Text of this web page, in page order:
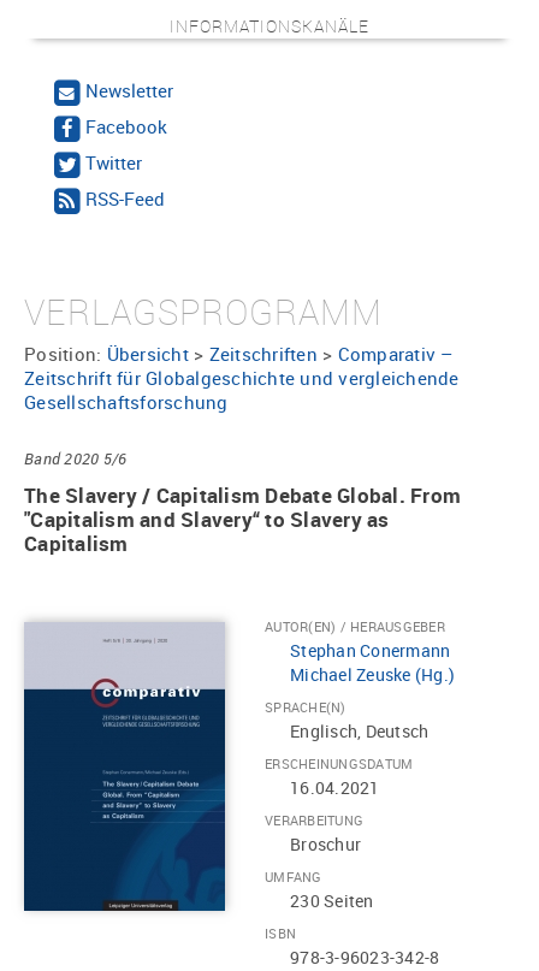
INFORMATIONSKANÄLE
Newsletter
Facebook
Twitter
RSS-Feed
VERLAGSPROGRAMM
Position: Übersicht> Zeitschriften > Comparativ –
Zeitschrift für Globalgeschichte und vergleichende
Gesellschaftsforschung
Band 2020 5/6
The Slavery / Capitalism Debate Global. From
"Capitalism and Slavery“ to Slavery as
Capitalism
AUTOR(EN) / HERAUSGEBER
Stephan Conermann
Michael Zeuske (Hg.)
SPRACHE(N)
Englisch, Deutsch
ERSCHEINUNGSDATUM
16.04.2021
VERARBEITUNG
Broschur
UMFANG
230 Seiten
ISBN
978-3-96023-342-8